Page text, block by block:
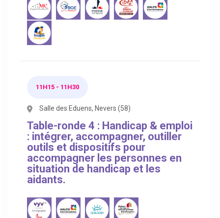
11H15 - 11H30
Salle des Eduens, Nevers (58)
Table-ronde 4 : Handicap & emploi
: intégrer, accompagner, outiller
outils et dispositifs pour
accompagner les personnes en
situation de handicap et les
aidants.